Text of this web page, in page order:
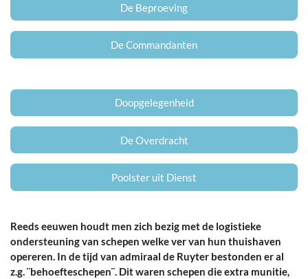
De Beproeving
De Commandanten
Doopgelegenheid
De Overdracht
Poolster uit Dienst
Reeds eeuwen houdt men zich bezig met de logistieke
ondersteuning van schepen welke ver van hun thuishaven
opereren. In de tijd van admiraal de Ruyter bestonden er al
z.g. ¨behoefteschepen¨. Dit waren schepen die extra munitie,